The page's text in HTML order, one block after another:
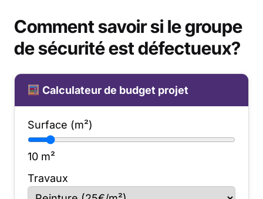
Comment savoir si le groupe
de sécurité est défectueux?
Calculateur de budget projet
Surface (m²)
10 m²
Travaux